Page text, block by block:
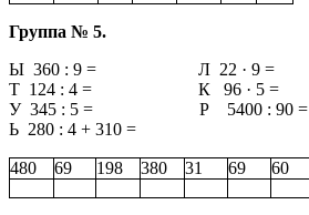
Группа № 5.
Ы 360 : 9 = Л 22 · 9 =
Т 124 : 4 = К 96 · 5 =
У 345 : 5 = Р 5400 : 90 =
Ь 280 : 4 + 310 =
480 69 198 380 31 69 60